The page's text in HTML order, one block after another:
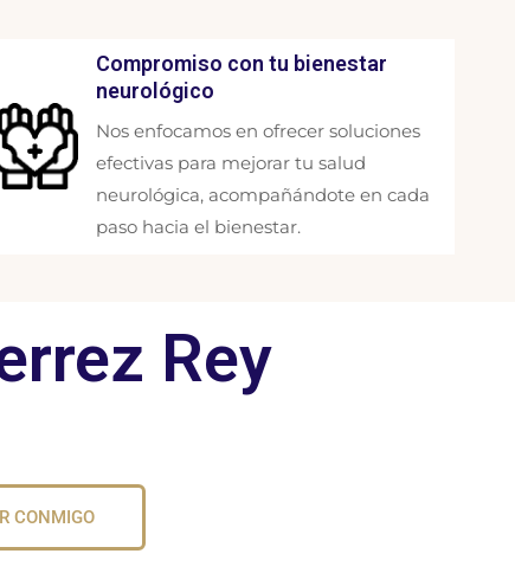
Compromiso con tu bienestar
neurológico
Nos enfocamos en ofrecer soluciones
efectivas para mejorar tu salud
neurológica, acompañándote en cada
paso hacia el bienestar.
Rey
CONMIGO